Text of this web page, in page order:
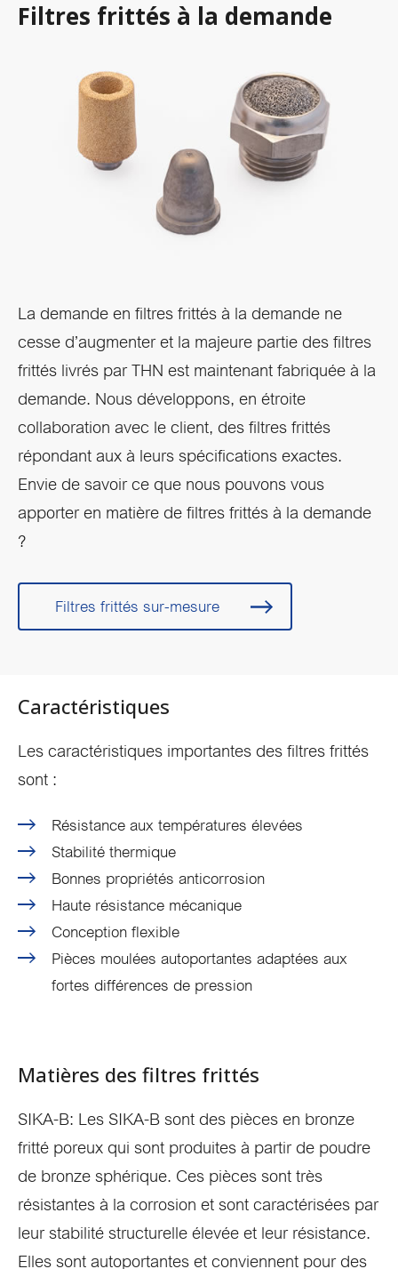
Filtres frittés à la demande
La demande en filtres frittés à la demande ne
cesse d’augmenter et la majeure partie des filtres
frittés livrés par THN est maintenant fabriquée à la
demande. Nous développons, en étroite
collaboration avec le client, des filtres frittés
répondant aux à leurs spécifications exactes.
Envie de savoir ce que nous pouvons vous
apporter en matière de filtres frittés à la demande
?
Filtres frittés sur-mesure
Caractéristiques
Les caractéristiques importantes des filtres frittés
sont :
Résistance aux températures élevées
Stabilité thermique
Bonnes propriétés anticorrosion
Haute résistance mécanique
Conception flexible
Pièces moulées autoportantes adaptées aux
fortes différences de pression
Matières des filtres frittés
SIKA-B: Les SIKA-B sont des pièces en bronze
fritté poreux qui sont produites à partir de poudre
de bronze sphérique. Ces pièces sont très
résistantes à la corrosion et sont caractérisées par
leur stabilité structurelle élevée et leur résistance.
Elles sont autoportantes et conviennent pour des